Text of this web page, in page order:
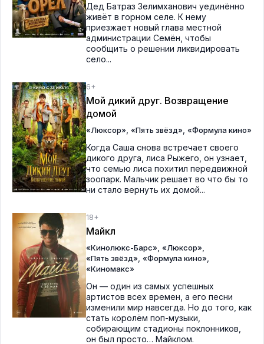
Дед Батраз Зелимханович уединённо
живёт в горном селе. К нему
приезжает новый глава местной
администрации Семён, чтобы
сообщить о решении ликвидировать
село...
6+
Мой дикий друг. Возвращение
домой
«Люксор» «Пять звёзд» «Формула кино»
Когда Саша снова встречает своего
дикого друга, лиса Рыжего, он узнает,
что семью лиса похитил передвижной
зоопарк. Мальчик решает во что бы то
ни стало вернуть их домой...
18+
Майкл
«Кинолюкс-Барс» «Люксор»
«Пять звёзд» «Формула кино»
«Киномакс»
Он — один из самых успешных
артистов всех времен, а его песни
изменили мир навсегда. Но до того, как
стать королём поп-музыки,
собирающим стадионы поклонников,
он был просто… Майклом.